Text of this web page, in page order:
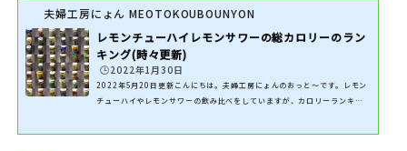
夫婦工房にょん MEOTOKOUBOUNYON
レモンチューハイレモンサワーの総カロリーのラン
キング(時々更新)
🕒️2022年1月30日
2022年5月20日更新こんにちは。夫婦工房にょんのおっと～です。レモン
チューハイやレモンサワーの飲み比べをしていますが、カロリーランキン